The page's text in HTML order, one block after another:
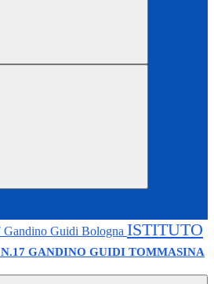
ISTITUTO
N.17 GANDINO GUIDI TOMMASINA